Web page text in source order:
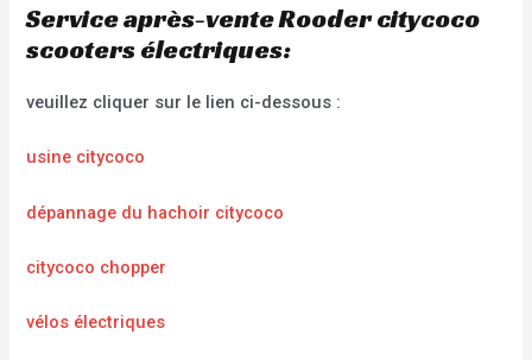
Service après-vente Rooder citycoco
scooters électriques:
veuillez cliquer sur le lien ci-dessous :
usine citycoco
dépannage du hachoir citycoco
citycoco chopper
vélos électriques